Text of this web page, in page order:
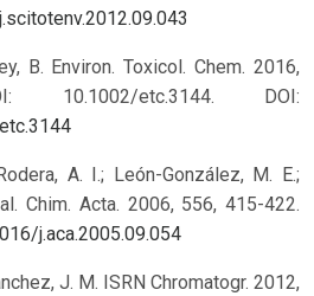
B. Environ. Toxicol. Chem. 2016,
10.1002/etc.3144.
DOI:
A. I.; León-González, M. E.;
Chim. Acta. 2006, 556, 415-422.
j.aca.2005.09.054
J. M. ISRN Chromatogr. 2012,